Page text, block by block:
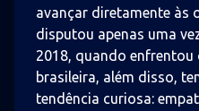
avançar diretamente às
disputou apenas uma
2018, quando enfrentou
brasileira, além disso,
tendência curiosa: